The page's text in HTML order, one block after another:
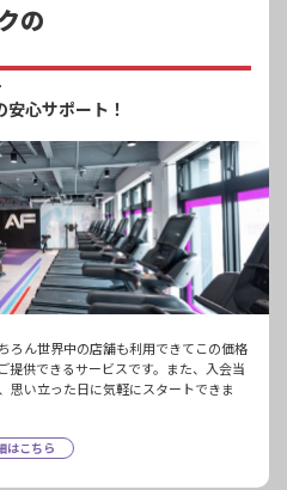
の
安心サポート！
ろん世界中の店舗も利用できてこの価格
提供できるサービスです。また、入会当
思い立った日に気軽にスタートできま
はこちら